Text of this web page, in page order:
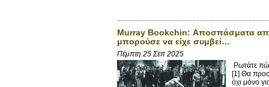
Murray Bookchin: Αποσπάσματα
μπορούσε να είχε συμβεί…
Πέμπτη 25 Σεπ 2025
Ρωτάτε
[1] Θα
όχι μόνο